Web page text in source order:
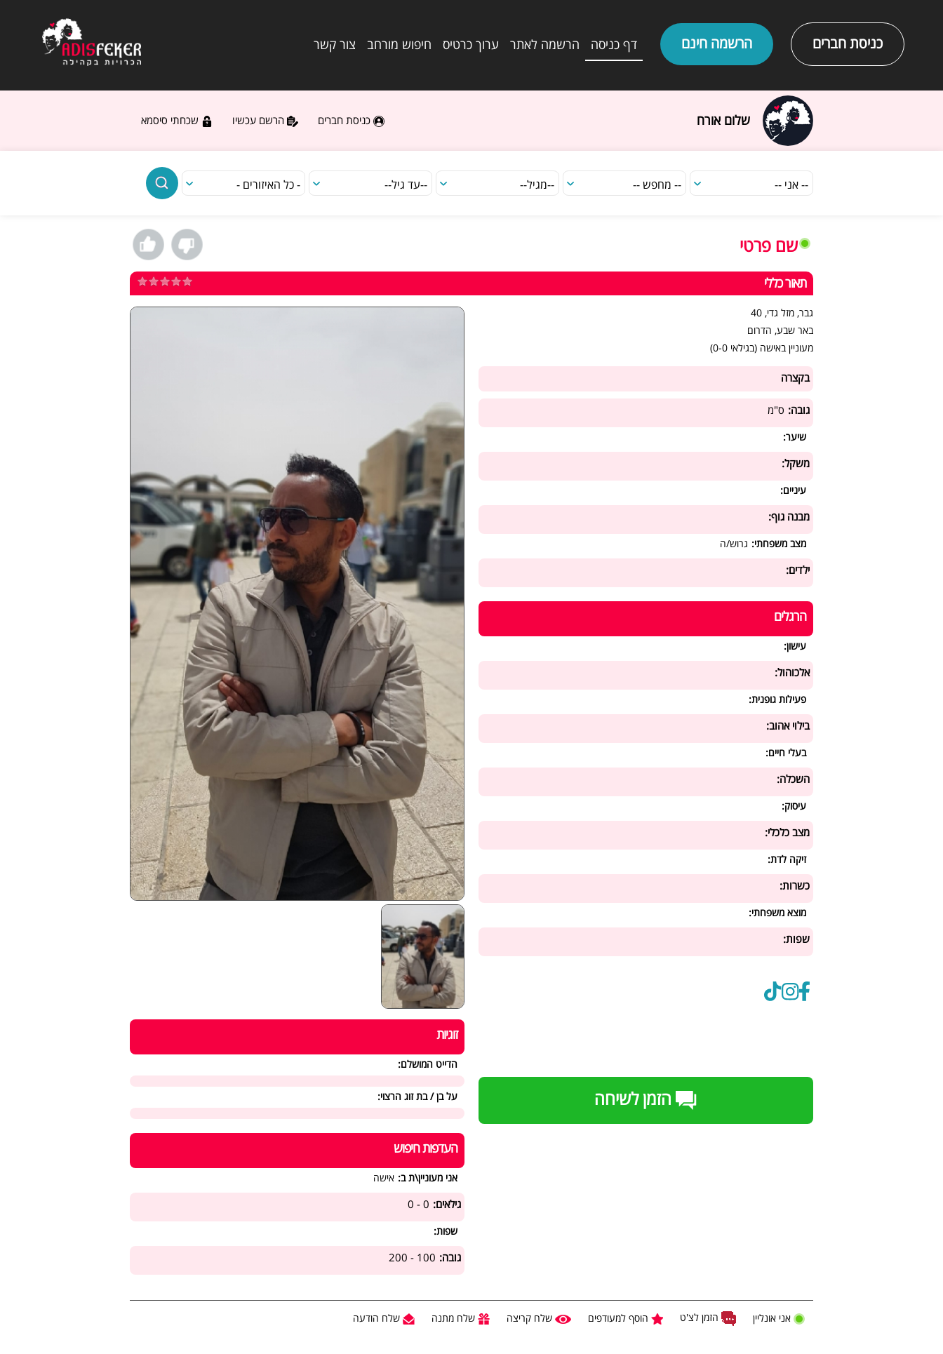
כניסת חברים הרשמה חינם דף כניסה הרשמה לאתר ערוך כרטיס חיפוש מורחב צור קשר
שלום אורח כניסת חברים הרשם עכשיו שכחתי סיסמא
שם פרטי
תאור כללי
גבר, מזל גדי, 40
באר שבע, הדרום
מעוניין באישה (בגילאי 0-0)
בקצרה
גובה: ס"מ
שיער:
משקל:
עיניים:
מבנה גוף:
מצב משפחתי: גרוש/ה
ילדים:
הרגלים
עישון:
אלכוהול:
פעילות גופנית:
בילוי אהוב:
בעלי חיים:
השכלה:
עיסוק:
מצב כלכלי:
זיקה לדת:
כשרות:
מוצא משפחתי:
שפות:
הזמן לשיחה
זוגיות
הדייט המושלם:
על בן / בת זוג הרצוי:
העדפות חיפוש
אני מעוניין\ת ב: אישה
גילאים: 0 - 0
שפות:
גובה: 100 - 200
אני אונליין הזמן לצ'ט הוסף למעודפים שלח קריצה שלח מתנה שלח הודעה